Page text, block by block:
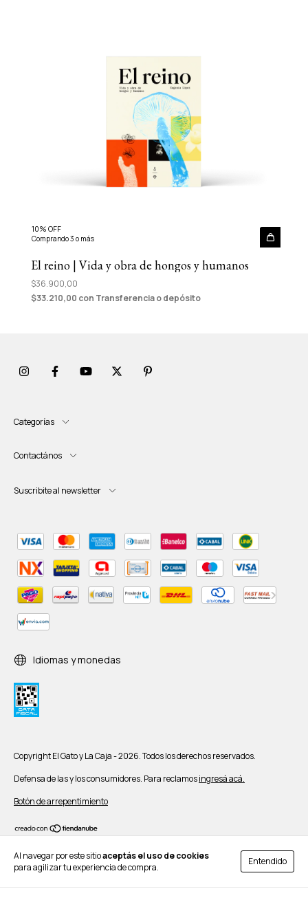
Al navegar por este sitioaceptás el uso de cookies
para agilizar tu experiencia de compra.
Entendido
10% OFF
Comprando 3 o más
El reino | Vida y obra de hongos y humanos
$36.900,00
$33.210,00 con Transferencia o depósito
Categorías
Contactános
Suscribite al newsletter
Idiomas y monedas
Copyright El Gato y La Caja - 2026. Todos los derechos reservados.
Defensa de las y los consumidores. Para reclamosingresá acá.
Botón de arrepentimiento